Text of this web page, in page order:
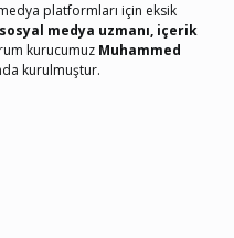
platformları için eksik
sosyal medya uzmanı, içerik
kurucumuz Muhammed
kurulmuştur.